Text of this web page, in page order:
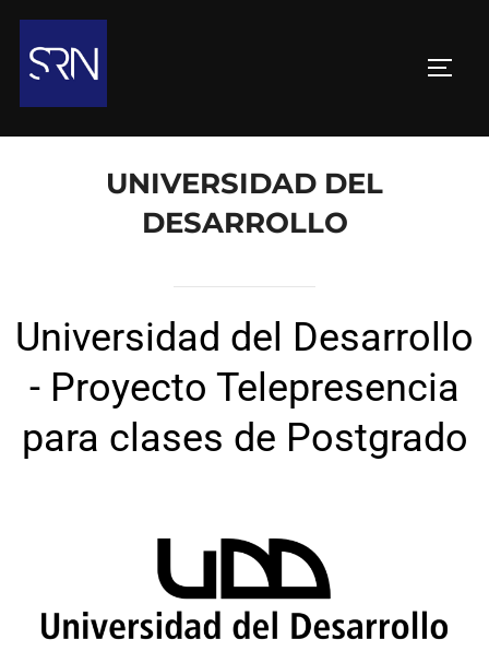
UNIVERSIDAD DEL
DESARROLLO
Universidad del Desarrollo
- Proyecto Telepresencia
para clases de Postgrado